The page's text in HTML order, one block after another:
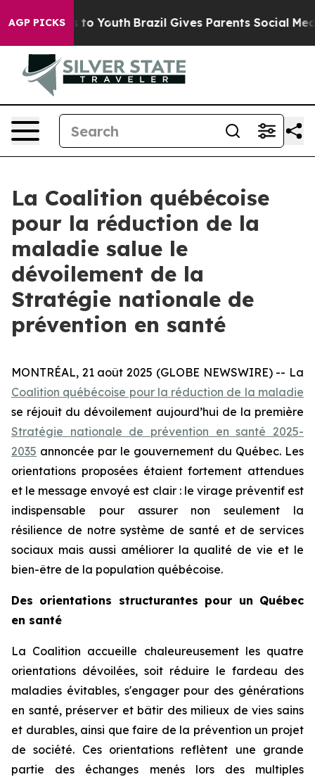
AGP PICKSto Youth Brazil Gives Parents Social Media
La Coalition québécoise
pour la réduction de la
maladie salue le
dévoilement de la
Stratégie nationale de
prévention en santé
MONTRÉAL, 21 août 2025 (GLOBE NEWSWIRE) -- La
Coalition québécoise pour la réduction de la maladie
se réjouit du dévoilement aujourd’hui de la première
Stratégie nationale de prévention en santé 2025-
2035 annoncée par le gouvernement du Québec. Les
orientations proposées étaient fortement attendues
et le message envoyé est clair : le virage préventif est
indispensable pour assurer non seulement la
résilience de notre système de santé et de services
sociaux mais aussi améliorer la qualité de vie et le
bien-être de la population québécoise.
Des orientations structurantes pour un Québec
en santé
La Coalition accueille chaleureusement les quatre
orientations dévoilées, soit réduire le fardeau des
maladies évitables, s'engager pour des générations
en santé, préserver et bâtir des milieux de vies sains
et durables, ainsi que faire de la prévention un projet
de société. Ces orientations reflètent une grande
partie des échanges menés lors des multiples